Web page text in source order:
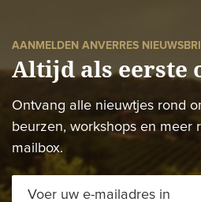
AANMELDEN ANVERRES
Altijd als eerste
Ontvang alle nieuwtjes rond
beurzen, workshops en meer
mailbox.